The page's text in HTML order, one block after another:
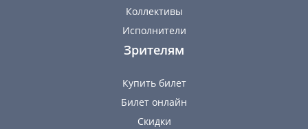
Коллективы
Исполнители
Зрителям
Купить билет
Билет онлайн
Скидки